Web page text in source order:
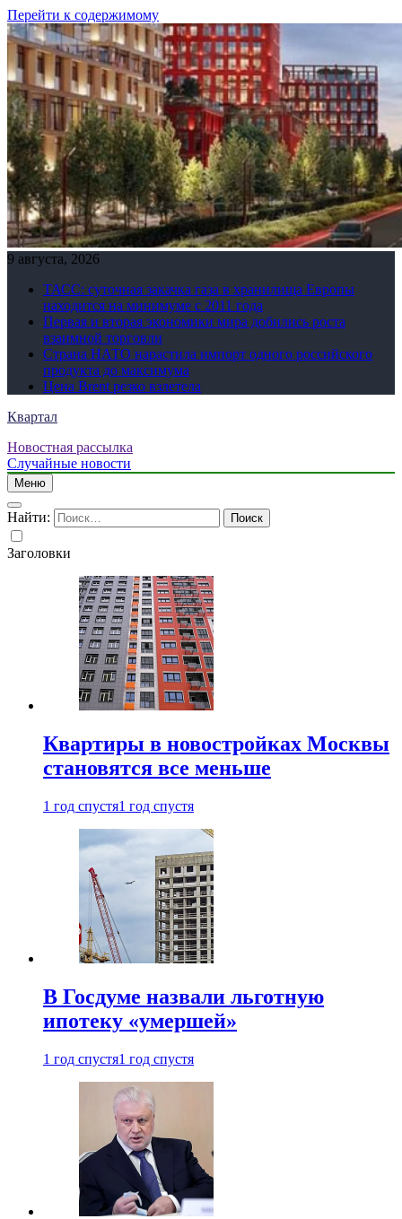
Перейти к содержимому
9 августа, 2026
ТАСС: суточная закачка газа в хранилища Европы
находится на минимуме с 2011 года
Первая и вторая экономики мира добились роста
взаимной торговли
Страна НАТО нарастила импорт одного российского
продукта до максимума
Цена Brent резко взлетела
Квартал
Новостная рассылка
Случайные новости
Меню
Найти:
Заголовки
Квартиры в новостройках Москвы
становятся все меньше
1 год спустя1 год спустя
В Госдуме назвали льготную
ипотеку «умершей»
1 год спустя1 год спустя